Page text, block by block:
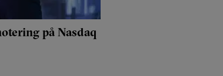
på Nasdaq